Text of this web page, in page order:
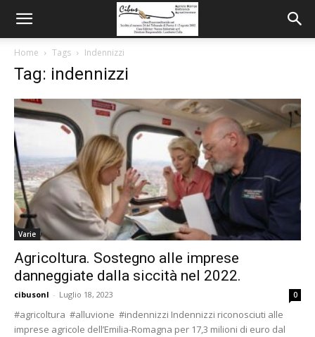
Home Tags Indennizzi
Tag: indennizzi
Varie
Agricoltura. Sostegno alle imprese
danneggiate dalla siccità nel 2022.
cibusonl - Luglio 18, 2023 0
#agricoltura #alluvione #indennizzi Indennizzi riconosciuti alle
imprese agricole dell’Emilia-Romagna per 17,3 milioni di euro dal